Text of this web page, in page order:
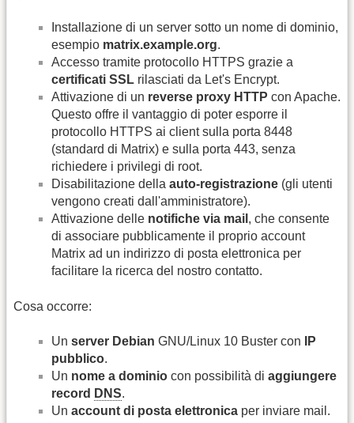
Installazione di un server sotto un nome di dominio,
esempio matrix.example.org.
Accesso tramite protocollo HTTPS grazie a
certificati SSL rilasciati da Let's Encrypt.
Attivazione di un reverse proxy HTTP con Apache.
Questo offre il vantaggio di poter esporre il
protocollo HTTPS ai client sulla porta 8448
(standard di Matrix) e sulla porta 443, senza
richiedere i privilegi di root.
Disabilitazione della auto-registrazione (gli utenti
vengono creati dall'amministratore).
Attivazione delle notifiche via mail , che consente
di associare pubblicamente il proprio account
Matrix ad un indirizzo di posta elettronica per
facilitare la ricerca del nostro contatto.
Cosa occorre:
Un server Debian GNU/Linux 10 Buster con
IP
pubblico.
Un nome a dominio con possibilità di aggiungere
record DNS.
Un account di posta elettronica per inviare mail.